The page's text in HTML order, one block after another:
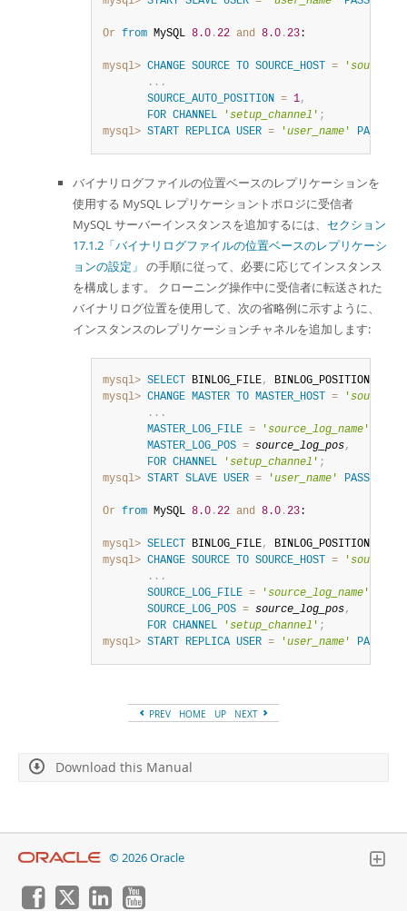
Or from MySQL 8.0 .22 and 8.0 .23:
mysql> CHANGE SOURCE TO SOURCE_HOST = '
. . .
SOURCE_AUTO_POSITION = 1,
FOR CHANNEL 'setup_channel ' ;
mysql> START REPLICA USER = 'user_name ' PASSWORD
バイナリログファイルの位置ベースのレプリケーションを
使用する MySQL レプリケーショントポロジに受信者
MySQL サーバーインスタンスを追加するには、 セクション
17.1.2「バイナリログファイルの位置ベースのレプリケーシ
ョンの設定」 の手順に従って、必要に応じてインスタンス
を構成します。 クローニング操作中に受信者に転送された
バイナリログ位置を使用して、次の省略例に示すように、
インスタンスのレプリケーションチャネルを追加します:
mysql> SELECT BINLOG_FILE, BINLOG_POSITION
mysql> CHANGE MASTER TO MASTER_HOST = '
. . .
MASTER_LOG_FILE = 'source_log_name '
MASTER_LOG_POS = source_log_pos,
FOR CHANNEL 'setup_channel ' ;
mysql> START SLAVE USER = 'user_name ' PASSWORD
Or from MySQL 8.0 .22 and 8.0 .23:
mysql> SELECT BINLOG_FILE, BINLOG_POSITION
mysql> CHANGE SOURCE TO SOURCE_HOST = '
. . .
SOURCE_LOG_FILE = 'source_log_name '
SOURCE_LOG_POS = source_log_pos,
FOR CHANNEL 'setup_channel ' ;
mysql> START REPLICA USER = 'user_name ' PASSWORD
PREV HOME UP NEXT
Download this Manual
© 2026 Oracle